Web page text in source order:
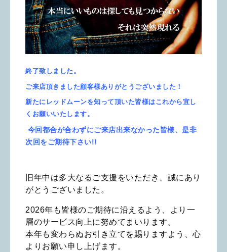
終了致しました。
ご来店頂きました顧客様ありがとうございました！
新たにレッドムーンを知って頂いた皆様はこれから宜し
くお願いいたします。
今回都合が合わずにご来店出来なかった皆様、是非
次回をご期待下さい!!
旧年中は多大なるご支援をいただき、誠にあり
がとうございました。
2026年も皆様のご期待に沿えるよう、より一
層のサービス向上に努めてまいります。
本年も変わらぬお引き立てを賜りますよう、心
よりお願い申し上げます。